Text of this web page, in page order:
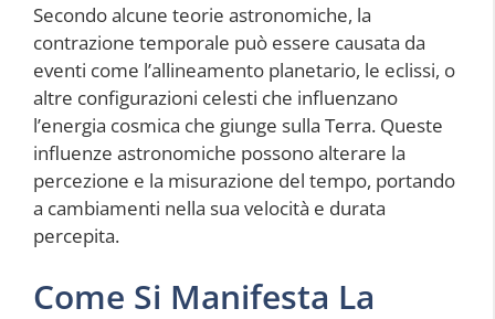
Secondo alcune teorie astronomiche, la
contrazione temporale può essere causata da
eventi come l’allineamento planetario, le eclissi, o
altre configurazioni celesti che influenzano
l’energia cosmica che giunge sulla Terra. Queste
influenze astronomiche possono alterare la
percezione e la misurazione del tempo, portando
a cambiamenti nella sua velocità e durata
percepita.
Come Si Manifesta La